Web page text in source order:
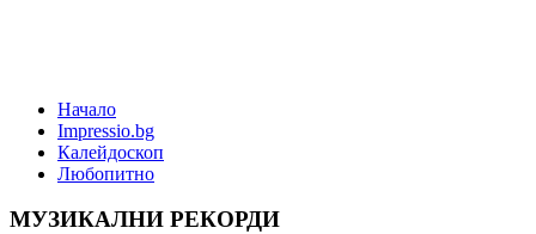
Начало
Impressio.bg
Калейдоскоп
Любопитно
МУЗИКАЛНИ РЕКОРДИ